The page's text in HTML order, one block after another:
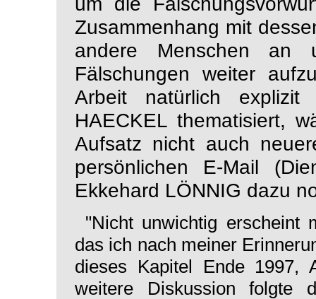
Zusammenhang mit
andere Menschen an
Fälschungen weiter
Arbeit natürlich explizit
HAECKEL thematisiert,
Aufsatz nicht auch
persönlichen E-Mail
Ekkehard LÖNNIG dazu
"Nicht unwichtig erscheint
das ich nach meiner
dieses Kapitel Ende 1997,
weitere Diskussion folgte